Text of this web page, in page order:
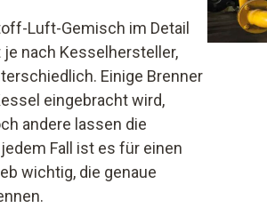
Luft-Gemisch im Detail
nach Kesselhersteller,
Einige Brenner
eingebracht wird,
andere lassen die
Fall ist es für einen
wichtig, die genaue